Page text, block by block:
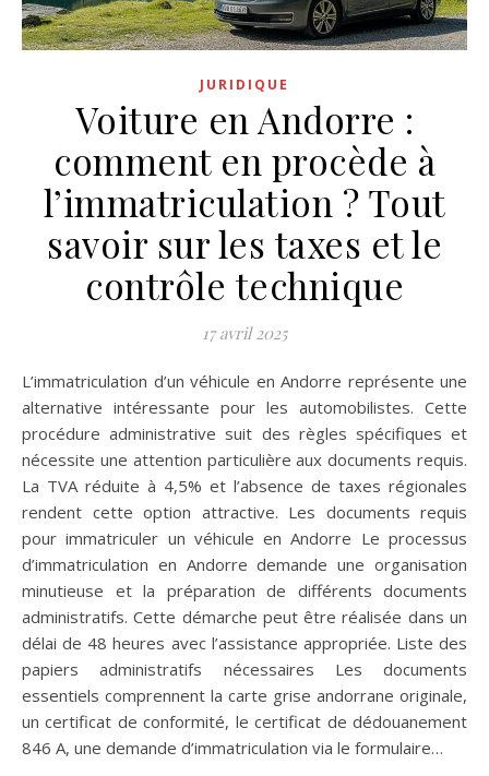
JURIDIQUE
Voiture en Andorre :
comment en procède à
l’immatriculation ? Tout
savoir sur les taxes et le
contrôle technique
17 avril 2025
L’immatriculation d’un véhicule en Andorre représente une
alternative intéressante pour les automobilistes. Cette
procédure administrative suit des règles spécifiques et
nécessite une attention particulière aux documents requis.
La TVA réduite à 4,5% et l’absence de taxes régionales
rendent cette option attractive. Les documents requis
pour immatriculer un véhicule en Andorre Le processus
d’immatriculation en Andorre demande une organisation
minutieuse et la préparation de différents documents
administratifs. Cette démarche peut être réalisée dans un
délai de 48 heures avec l’assistance appropriée. Liste des
papiers administratifs nécessaires Les documents
essentiels comprennent la carte grise andorrane originale,
un certificat de conformité, le certificat de dédouanement
846 A, une demande d’immatriculation via le formulaire…